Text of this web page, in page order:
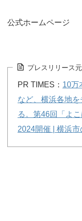
公式ホームページ
プレスリリース元
PR TIMES： 10万
など、横浜各地
る。第46回「よ
2024開催 | 横浜